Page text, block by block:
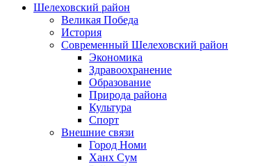
Шелеховский район
Великая Победа
История
Современный Шелеховский район
Экономика
Здравоохранение
Образование
Природа района
Культура
Спорт
Внешние связи
Город Номи
Ханх Сум